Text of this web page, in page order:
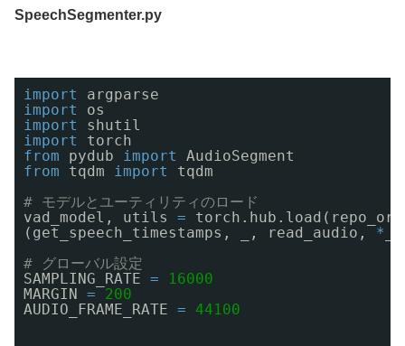
SpeechSegmenter.py
import
argparse
import
os
import
shutil
import
torch
from
pydub import
AudioSegment
from
tqdm import
tqdm
# モデルとユーティリティのロード
vad_model, utils =
(get_speech_timestamps, _, read_audio, *
# グローバル設定
SAMPLING_RATE =
16000
MARGIN =
200
AUDIO_FRAME_RATE = 44100